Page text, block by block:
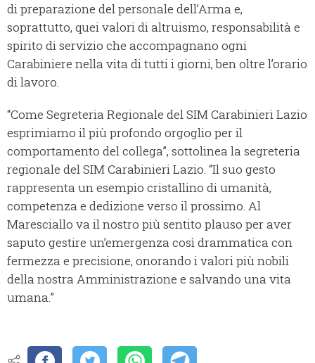
di preparazione del personale dell’Arma e,
soprattutto, quei valori di altruismo, responsabilità e
spirito di servizio che accompagnano ogni
Carabiniere nella vita di tutti i giorni, ben oltre l’orario
di lavoro.
“Come Segreteria Regionale del SIM Carabinieri Lazio
esprimiamo il più profondo orgoglio per il
comportamento del collega”, sottolinea la segreteria
regionale del SIM Carabinieri Lazio. “Il suo gesto
rappresenta un esempio cristallino di umanità,
competenza e dedizione verso il prossimo. Al
Maresciallo va il nostro più sentito plauso per aver
saputo gestire un’emergenza così drammatica con
fermezza e precisione, onorando i valori più nobili
della nostra Amministrazione e salvando una vita
umana.”